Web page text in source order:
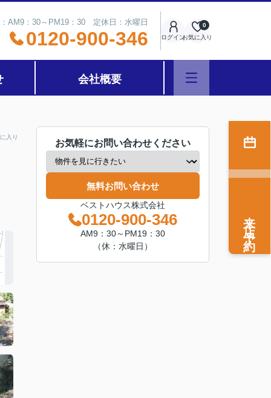
AM9：30～PM19：30 定休日：水曜日
0120-900-346 ログインお気に入り
0
会社概要
入り
お気軽にお問い合わせください
無料お問い合わせ
ベストハウス株式会社
0120-900-346
AM9：30～PM19：30
（休：水曜日）
来店予約